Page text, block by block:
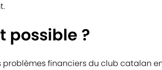
possible ?
problèmes financiers du club catalan